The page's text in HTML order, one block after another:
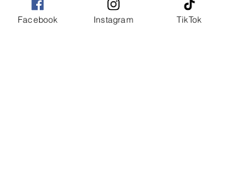
Facebook Instagram TikTok